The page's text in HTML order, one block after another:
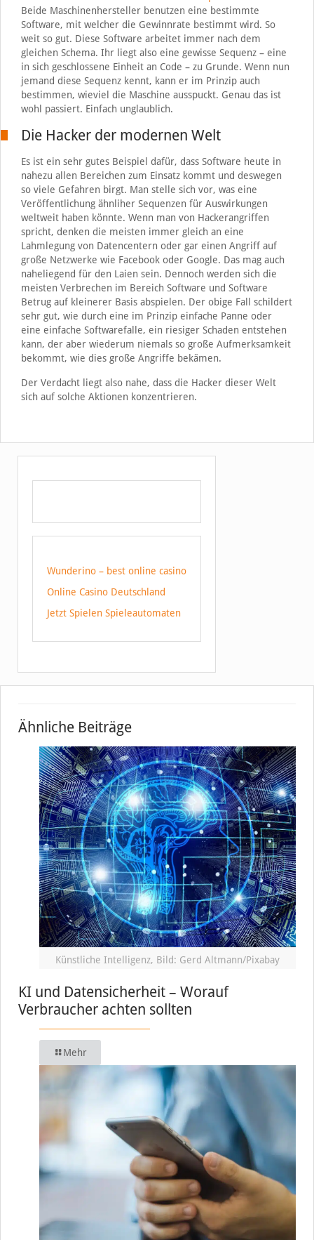
Beide Maschinenhersteller benutzen eine bestimmte
Software, mit welcher die Gewinnrate bestimmt wird. So
weit so gut. Diese Software arbeitet immer nach dem
gleichen Schema. Ihr liegt also eine gewisse Sequenz – eine
in sich geschlossene Einheit an Code – zu Grunde. Wenn nun
jemand diese Sequenz kennt, kann er im Prinzip auch
bestimmen, wieviel die Maschine ausspuckt. Genau das ist
wohl passiert. Einfach unglaublich.
Die Hacker der modernen Welt
Es ist ein sehr gutes Beispiel dafür, dass Software heute in
nahezu allen Bereichen zum Einsatz kommt und deswegen
so viele Gefahren birgt. Man stelle sich vor, was eine
Veröffentlichung ähnliher Sequenzen für Auswirkungen
weltweit haben könnte. Wenn man von Hackerangriffen
spricht, denken die meisten immer gleich an eine
Lahmlegung von Datencentern oder gar einen Angriff auf
große Netzwerke wie Facebook oder Google. Das mag auch
naheliegend für den Laien sein. Dennoch werden sich die
meisten Verbrechen im Bereich Software und Software
Betrug auf kleinerer Basis abspielen. Der obige Fall schildert
sehr gut, wie durch eine im Prinzip einfache Panne oder
eine einfache Softwarefalle, ein riesiger Schaden entstehen
kann, der aber wiederum niemals so große Aufmerksamkeit
bekommt, wie dies große Angriffe bekämen.
Der Verdacht liegt also nahe, dass die Hacker dieser Welt
sich auf solche Aktionen konzentrieren.
Wunderino – best online casino
Online Casino Deutschland
Jetzt Spielen Spieleautomaten
Ähnliche Beiträge
Künstliche Intelligenz, Bild: Gerd Altmann/Pixabay
KI und Datensicherheit – Worauf
Verbraucher achten sollten
Mehr